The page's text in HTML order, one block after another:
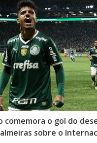
comemora o gol do
sobre o